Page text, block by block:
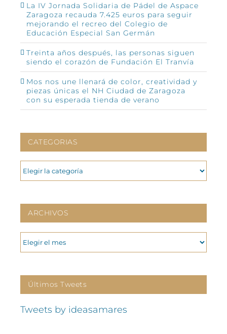
La IV Jornada Solidaria de Pádel de Aspace
Zaragoza recauda 7.425 euros para seguir
mejorando el recreo del Colegio de
Educación Especial San Germán
Treinta años después, las personas siguen
siendo el corazón de Fundación El Tranvía
Mos nos une llenará de color, creatividad y
piezas únicas el NH Ciudad de Zaragoza
con su esperada tienda de verano
CATEGORIAS
CATEGORIAS
ARCHIVOS
ARCHIVOS
Últimos Tweets
Tweets by ideasamares